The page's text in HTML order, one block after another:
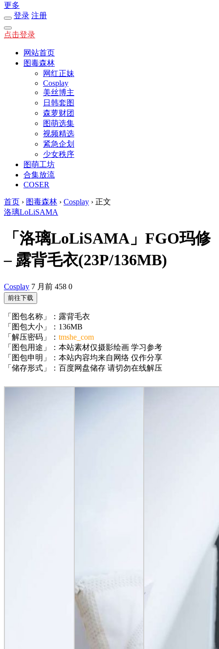
更多
登录 注册
点击登录
网站首页
图毒森林
网红正妹
Cosplay
美丝博主
日韩套图
森萝财团
图萌选集
视频精选
紧急企划
少女秩序
图萌工坊
合集放流
COSER
首页 › 图毒森林 › Cosplay › 正文
洛璃LoLiSAMA
「洛璃LoLiSAMA」FGO玛修
– 露背毛衣(23P/136MB)
Cosplay 7 月前 458 0
前往下载
「图包名称」：露背毛衣
「图包大小」：136MB
「解压密码」： tmshe_com
「图包用途」：本站素材仅摄影绘画 学习参考
「图包申明」：本站内容均来自网络 仅作分享
「储存形式」：百度网盘储存 请切勿在线解压